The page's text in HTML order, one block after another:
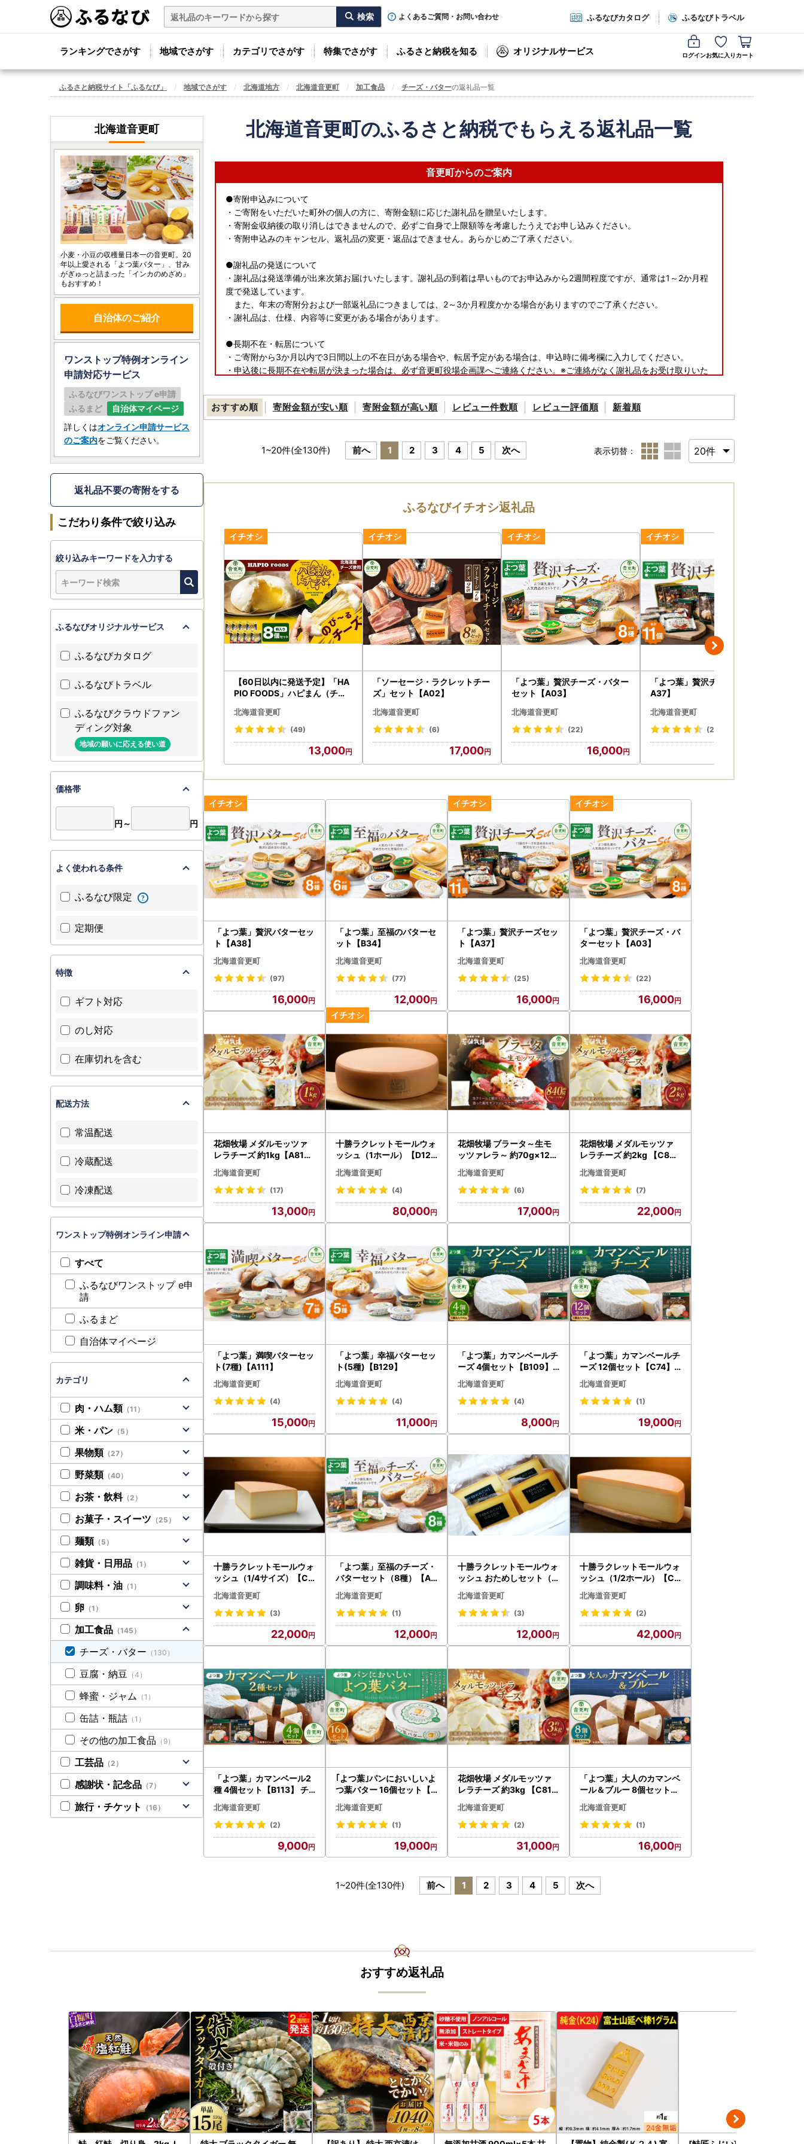
よくあるご質問・お問い合わせ ふるなびカタログ ふるなびトラベル
ランキングでさがす 地域でさがす カテゴリでさがす 特集でさがす ふるさと納税を知る オリジナルサービス ログインお気に入り カート
ふるさと納税サイト「ふるなび」 地域でさがす 北海道地方 北海道音更町 加工食品 チーズ・バターの返礼品一覧
北海道音更町のふるさと納税でもらえる返礼品一覧
音更町からのご案内
●寄附申込みについて
・ご寄附をいただいた町外の個人の方に、寄附金額に応じた謝礼品を贈呈いたします。
・寄附金収納後の取り消しはできませんので、必ずご自身で上限額等を考慮したうえでお申し込みください。
・寄附申込みのキャンセル、返礼品の変更・返品はできません。あらかじめご了承ください。
●謝礼品の発送について
・謝礼品は発送準備が出来次第お届けいたします。謝礼品の到着は早いものでお申込みから2週間程度ですが、通常は1～2か月程
度で発送しています。
また、年末の寄附分および一部返礼品につきましては、2～3か月程度かかる場合がありますのでご了承ください。
・謝礼品は、仕様、内容等に変更がある場合があります。
●長期不在・転居について
・ご寄附から3か月以内で3日間以上の不在日がある場合や、転居予定がある場合は、申込時に備考欄に入力してください。
・申込後に長期不在や転居が決まった場合は、必ず音更町役場企画課へご連絡ください。※ご連絡がなく謝礼品をお受け取りいた
●証明書の発送について
・証明書は謝礼品とは別に郵便でお届けします。
●ワンストップ特例申請書の提出について
〒080-0198 北海道河東郡音更町元町2番地 音更町役場 企画財政部まちづくり課交流推進係 あて
・寄附申出時に申告特例申請書を希望した人には、音更町役場から申請書を郵送いたします。
●お礼の品発送に関するお問い合わせ
TEL：050-3355-7434
受付時間：9:00～17:00 (土曜日・日曜日・祝日及び1月1日～3日を除く)
otofuke@cyber-records.co.jp
おすすめ順 寄附金額が安い順 寄附金額が高い順 レビュー件数順 レビュー評価順 新着順
1~20件(全130件) 前へ 1 2 3 4 5 次へ 表示切替：
ふるなびイチオシ返礼品
【60日以内に発送予定】「HA
PIO FOODS」ハピまん（チー
北海道音更町
(49)
13,000
「ソーセージ・ラクレットチー
ズ」セット【A02】
北海道音更町
(6)
17,000
「よつ葉」贅沢チーズ・バター
セット【A03】
北海道音更町
(22)
16,000
「よつ葉」贅沢チーズセット【
A37】
北海道音更町
(25)
「よつ葉」贅沢バターセッ
ト【A38】
北海道音更町
(97)
16,000
「よつ葉」至福のバターセ
ット【B34】
北海道音更町
(77)
12,000
「よつ葉」贅沢チーズセッ
ト【A37】
北海道音更町
(25)
16,000
「よつ葉」贅沢チーズ・バ
ターセット【A03】
北海道音更町
(22)
16,000
花畑牧場 メダルモッツァ
レラチーズ 約1kg【A81】
モッツァレラチーズ 北海
道産
北海道音更町
(17)
13,000
十勝ラクレットモールウォ
ッシュ（1ホール）【D12
】
北海道音更町
(4)
80,000
花畑牧場 ブラータ～生モ
ッツァレラ～ 約70g×12個
入【B101】モッツァレラ
チーズ 北海道産
北海道音更町
(6)
17,000
花畑牧場 メダルモッツァ
レラチーズ 約2kg 【C80
】 モッツァレラチーズ 北
海道産
北海道音更町
(7)
22,000
「よつ葉」満喫バターセッ
ト(7種)【A111】
北海道音更町
(4)
15,000
「よつ葉」幸福バターセッ
ト(5種)【B129】
北海道音更町
(4)
11,000
「よつ葉」カマンベールチ
ーズ 4個セット【B109】
チーズ 北海道
北海道音更町
(4)
8,000
「よつ葉」カマンベールチ
ーズ 12個セット【C74】
チーズ 北海道
北海道音更町
(1)
19,000
十勝ラクレットモールウォ
ッシュ（1/4サイズ）【C6
2】
北海道音更町
(3)
22,000
「よつ葉」至福のチーズ・
バターセット（8種）【A1
12】
北海道音更町
(1)
12,000
十勝ラクレットモールウォ
ッシュ おためしセット（1
00g×4個）【A35】
北海道音更町
(3)
12,000
十勝ラクレットモールウォ
ッシュ（1/2ホール）【C3
0】
北海道音更町
(2)
42,000
「よつ葉」カマンベール2
種 4個セット【B113】 チ
ーズ 北海道
北海道音更町
(2)
9,000
｢よつ葉｣パンにおいしいよ
つ葉バター 16個セット【B
130】
北海道音更町
(1)
19,000
花畑牧場 メダルモッツァ
レラチーズ 約3kg 【C81
】 モッツァレラチーズ 北
海道産
北海道音更町
(2)
31,000
「よつ葉」大人のカマンベ
ール＆ブルー 8個セット【
A93】 チーズ 北海道
北海道音更町
(1)
16,000
1~20件(全130件) 前へ 1 2 3 4 5 次へ
北海道音更町
小麦・小豆の収穫量日本一の音更町。20
年以上愛される「よつ葉バター」、甘み
がぎゅっと詰まった「インカのめざめ」
もおすすめ！
自治体のご紹介
ワンストップ特例オンライン
申請対応サービス
ふるなびワンストップ e申請
ふるまど
自治体マイページ
詳しくはオンライン申請サービス
のご案内をご覧ください。
返礼品不要の寄附をする
こだわり条件で絞り込み
絞り込みキーワードを入力する
ふるなびオリジナルサービス
ふるなびカタログ
ふるなびトラベル
ふるなびクラウドファン
ディング対象
地域の願いに応える使い道
価格帯
円～ 円
よく使われる条件
ふるなび限定
定期便
特徴
ギフト対応
のし対応
在庫切れを含む
配送方法
常温配送
冷蔵配送
冷凍配送
ワンストップ特例オンライン申請
すべて
ふるなびワンストップ e申
請
ふるまど
自治体マイページ
カテゴリ
肉・ハム類 （11）
米・パン （5）
果物類 （27）
野菜類 （40）
お茶・飲料（2）
お菓子・スイーツ （25）
麺類 （5）
雑貨・日用品 （1）
調味料・油 （1）
卵 （1）
加工食品 （145）
チーズ・バター （130）
豆腐・納豆 （4）
蜂蜜・ジャム （1）
缶詰・瓶詰 （1）
その他の加工食品 （9）
工芸品 （2）
感謝状・記念品 （7）
旅行・チケット （16）
おすすめ返礼品